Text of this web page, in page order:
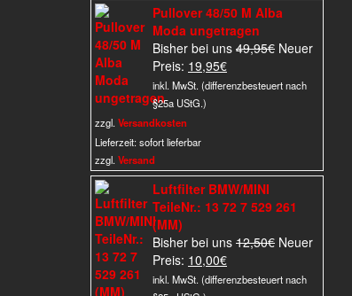
Pullover 48/50 M Alba
Moda ungetragen
Bisher bei uns 49,95€ Ursprünglicher
war:
Neuer
Preis: 19,95€Aktueller
Preis
inkl. MwSt. (differenzbesteuert nach
§25a UStG.)
zzgl. Versandkosten
Lieferzeit:sofort lieferbar
zzgl. Versand
Luftfilter BMW/MINI
TeileNr.: 13 72 7 529 261
(MM)
Bisher bei uns 12,50€ Ursprünglicher
war:
Neuer
Preis: 10,00€Aktueller
Preis
inkl. MwSt. (differenzbesteuert nach